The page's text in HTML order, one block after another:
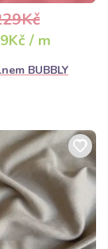
hodin
/ m
BUBBLY